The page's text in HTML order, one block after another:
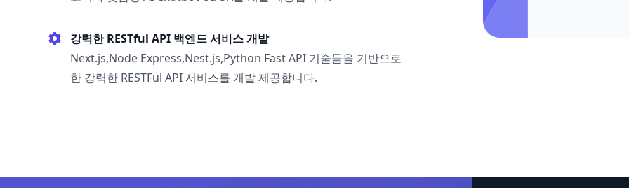
강력한 RESTful API 백엔드 서비스 개발
Next.js,Node Express,Nest.js,Python Fast API 기술들을 기반으로
한 강력한 RESTFul API 서비스를 개발 제공합니다.